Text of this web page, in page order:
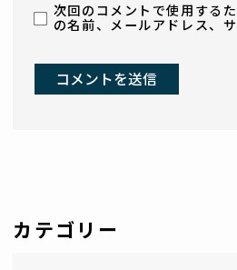
次回のコメントで使用する
の名前、メールアドレス、
カテゴリー